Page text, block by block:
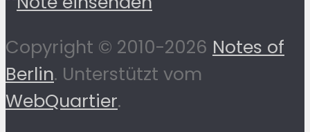
Copyright © 2010-2026 Notes of
Berlin. Unterstützt vom
WebQuartier.